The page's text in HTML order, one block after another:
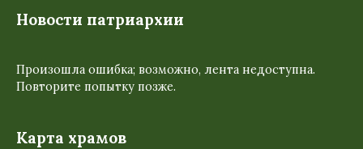
Новости патриархии
Произошла ошибка; возможно, лента недоступна.
Повторите попытку позже.
Карта храмов